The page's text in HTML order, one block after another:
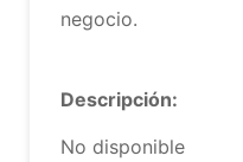
negocio.
Descripción:
No disponible